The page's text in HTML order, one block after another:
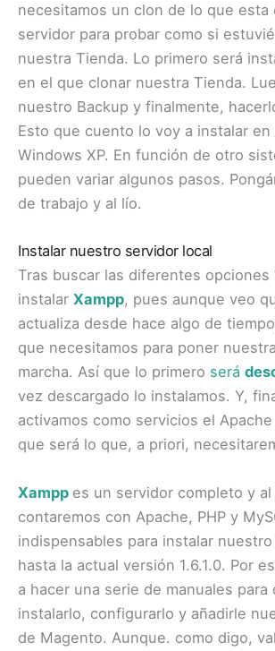
necesitamos un clon de lo que esta
servidor para probar como si
nuestra Tienda. Lo primero será
en el que clonar nuestra Tienda.
nuestro Backup y finalmente,
Esto que cuento lo voy a instalar en
Windows XP. En función de otro
pueden variar algunos pasos.
de trabajo y al lío.
Instalar nuestro servidor local
Tras buscar las diferentes
instalar Xampp, pues aunque veo
actualiza desde hace algo de
que necesitamos para poner
marcha. Así que lo primero será
vez descargado lo instalamos. Y,
activamos como servicios el Apache
que será lo que, a priori,
Xampp es un servidor completo y al
contaremos con Apache, PHP y
indispensables para instalar
hasta la actual versión 1.6.1.0. Por
a hacer una serie de manuales para
instalarlo, configurarlo y añadirle
de Magento. Aunque. como digo,